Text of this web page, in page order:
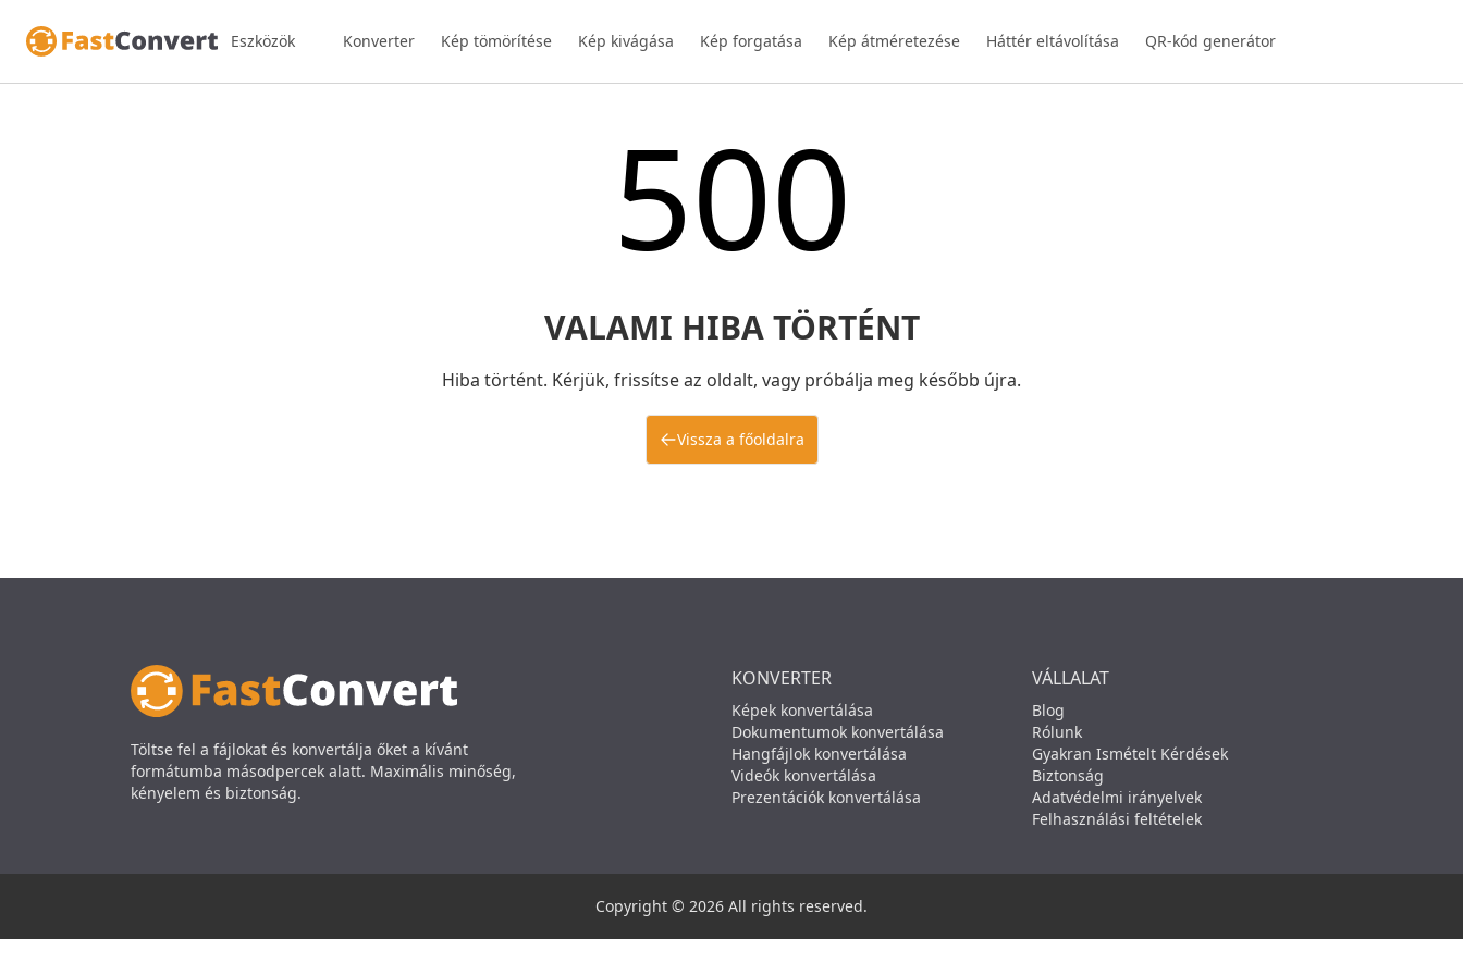
Eszközök Konverter Kép tömörítése Kép kivágása Kép forgatása Kép átméretezése Háttér eltávolítása QR-kód generátor
500
VALAMI HIBA TÖRTÉNT
Hiba történt. Kérjük, frissítse az oldalt, vagy próbálja meg később újra.
Vissza a főoldalra
Töltse fel a fájlokat és konvertálja őket a kívánt
formátumba másodpercek alatt. Maximális minőség,
kényelem és biztonság.
KONVERTER
Képek konvertálása
Dokumentumok konvertálása
Hangfájlok konvertálása
Videók konvertálása
Prezentációk konvertálása
VÁLLALAT
Blog
Rólunk
Gyakran Ismételt Kérdések
Biztonság
Adatvédelmi irányelvek
Felhasználási feltételek
Copyright © 2026 All rights reserved.